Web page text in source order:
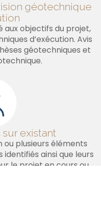
géotechnique
objectifs du projet,
d’exécution. Avis
géotechniques et
existant
ou plusieurs éléments
identifiés ainsi que leurs
le projet en cours ou